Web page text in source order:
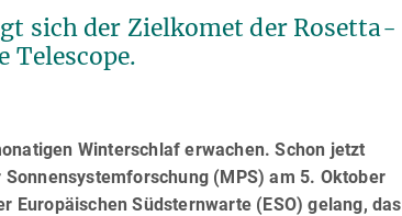
sich der Zielkomet der Rosetta-
Telescope.
Winterschlaf erwachen. Schon jetzt
(MPS) am 5. Oktober
Europäischen Südsternwarte (ESO) gelang, das